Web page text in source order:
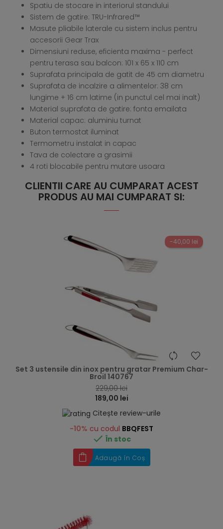
Spatiu de stocare in interiorul standului
Sistem de gatire: TRU-Infrared™
Masute pliabile laterale cu sistem inclus pentru
accesorii Gear Trax
Dimensiuni reduse, eficienta maxima - perfect
pentru terasa sau balcon: 101 x 65 x 110 cm
Suprafata principala de gatit de 45 cm diametru
Suprafata de incalzire a alimentelor: 38 cm
lungime + 16 cm latime (in punctul cel mai inalt)
Material suprafata de gatire: fonta emailata
Material capac: aluminiu turnat
Buton termostat iluminat
Termometru instalat in capac
Tava de colectare a grasimii
4 roti blocabile pentru mutare usoara
CLIENTII CARE AU CUMPARAT ACEST
PRODUS AU MAI CUMPARAT SI:
-40,00 lei
Set 3 ustensile din inox pentru gratar Premium Char-
Broil 140767
229,00 lei
189,00 lei
Citește review-urile
-10% cu codul BBQFEST
 În stoc
Adaugă în Coș